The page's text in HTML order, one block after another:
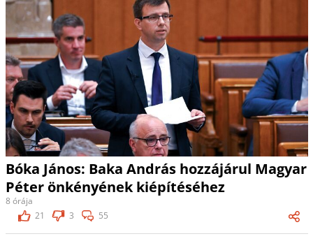
Bóka János: Baka András hozzájárul Magyar
Péter önkényének kiépítéséhez
8 órája
21
3 55